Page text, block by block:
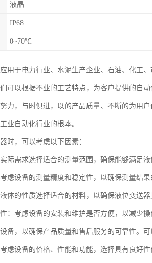
液晶
IP68
0~70℃
用于电力行业、水泥生产企业、石油、化工
可以根据不业的工艺特点，为客户提供的自
力，与时俱进，以的产品质量、不断的为用
业自动化行业的根本。
时，可以考虑以下因素：
际需求选择适合的测量范围，确保能够满足液
虑设备的测量精度和稳定性，以确保测量结果
体的性质选择适合的材料，以确保液位变送器
：考虑设备的安装和维护是否方便，以减少操
备，以确保产品质量和售后服务的可靠性。
虑设备的价格、性能和功能，选择具有良好性